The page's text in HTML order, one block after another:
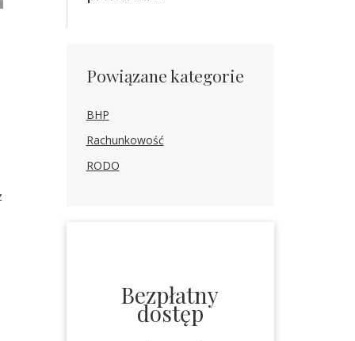
Powiązane kategorie
BHP
Rachunkowość
RODO
Bezpłatny
dostęp